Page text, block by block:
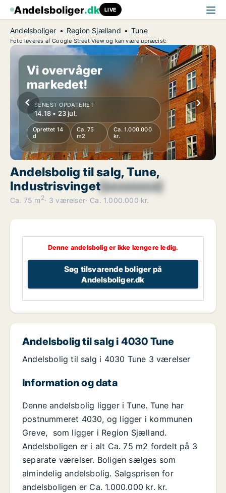
Andelsboliger.dk LIVE
Andelsboliger Region Sjælland Tune
Foto leveres af Google Street View og kan være upræcist:
Vi overvåger
markedet!
SENEST OPDATERET
14.18 • 23 jul.
Oprettet 14
d
Ca. 75
m2
Ca. 1.000.000
kr.
Andelsbolig til salg, Tune,
Industrisvinget[xxxxxxxx]
Ca. 75 m 2 3 værelser Ca. 1.000.000 kr.
Denne andelsbolig er ikke længere ledig.
Søg tilsvarende boliger på
Andelsboliger.dk
Andelsbolig til salg i 4030 Tune
Andelsbolig til salg i 4030 Tune 3 værelser
Information og data
Denne andelsbolig ligger i Tune. Tune har
postnummeret 4030, og ligger i kommunen
Greve, som ligger i Region Sjælland.
Andelsboligen er i alt Ca. 75 m2 fordelt på 3
separate værelser. Boligen sælges som
almindelig andelsbolig. Salgsprisen for
andelsboligen er Ca. 1.000.000 kr. kr.